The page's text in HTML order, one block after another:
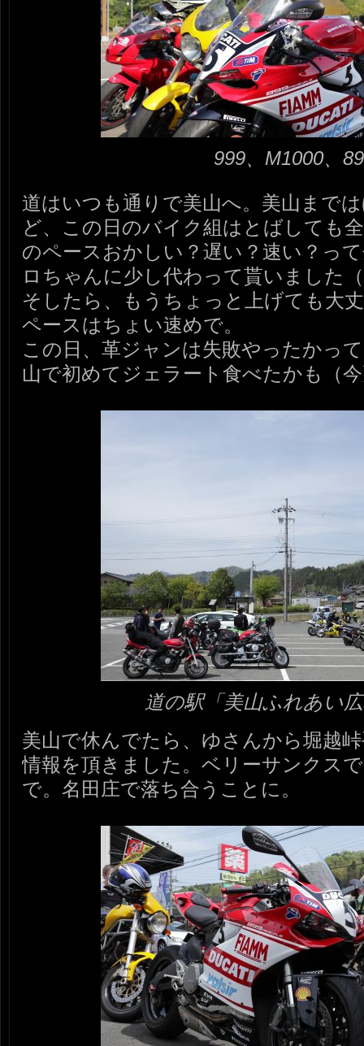
999、M1000、
道はいつも通りで美山へ。美山まで
ど、この日のバイク組はとばしても
のペースおかしい？遅い？速い？っ
ロちゃんに少し代わって貰いました
そしたら、もうちょっと上げても大
ペースはちょい速めで。
この日、革ジャンは失敗やったかっ
山で初めてジェラート食べたかも（
道の駅「美山ふれあい
美山で休んでたら、ゆさんから堀越
情報を頂きました。ベリーサンクス
で。名田庄で落ち合うことに。